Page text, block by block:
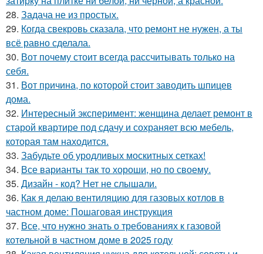
28. Задача не из простых.
29. Когда свекровь сказала, что ремонт не нужен, а ты
всё равно сделала.
30. Вот почему стоит всегда рассчитывать только на
себя.
31. Вот причина, по которой стоит заводить шпицев
дома.
32. Интересный эксперимент: женщина делает ремонт в
старой квартире под сдачу и сохраняет всю мебель,
которая там находится.
33. Забудьте об уродливых москитных сетках!
34. Все варианты так то хороши, но по своему.
35. Дизайн - код? Нет не слышали.
36. Как я делаю вентиляцию для газовых котлов в
частном доме: Пошаговая инструкция
37. Все, что нужно знать о требованиях к газовой
котельной в частном доме в 2025 году